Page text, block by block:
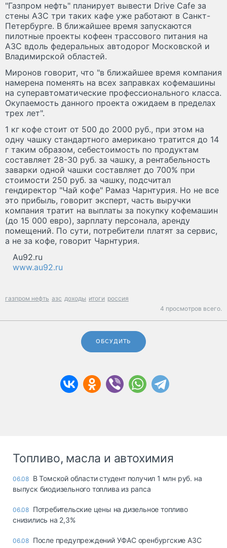
"Газпром нефть" планирует вывести Drive Cafe за
стены АЗС три таких кафе уже работают в Санкт-
Петербурге. В ближайшее время запускаются
пилотные проекты кофеен трассового питания на
АЗС вдоль федеральных автодорог Московской и
Владимирской областей.
Миронов говорит, что "в ближайшее время компания
намерена поменять на всех заправках кофемашины
на суперавтоматические профессионального класса.
Окупаемость данного проекта ожидаем в пределах
трех лет".
1 кг кофе стоит от 500 до 2000 руб., при этом на
одну чашку стандартного американо тратится до 14
г таким образом, себестоимость по продуктам
составляет 28-30 руб. за чашку, а рентабельность
заварки одной чашки составляет до 700% при
стоимости 250 руб. за чашку, подсчитал
гендиректор "Чай кофе" Рамаз Чарнтурия. Но не все
это прибыль, говорит эксперт, часть выручки
компания тратит на выплаты за покупку кофемашин
(до 15 000 евро), зарплату персонала, аренду
помещений. По сути, потребители платят за сервис,
а не за кофе, говорит Чарнтурия.
Au92.ru
www.au92.ru
газпром нефть азс доходы итоги россия
4 просмотров всего.
ОБСУДИТЬ
Топливо, масла и автохимия
06.08 В Томской области студент получил 1 млн руб. на
выпуск биодизельного топлива из рапса
06.08 Потребительские цены на дизельное топливо
снизились на 2,3%
06.08 После предупреждений УФАС оренбургские АЗС